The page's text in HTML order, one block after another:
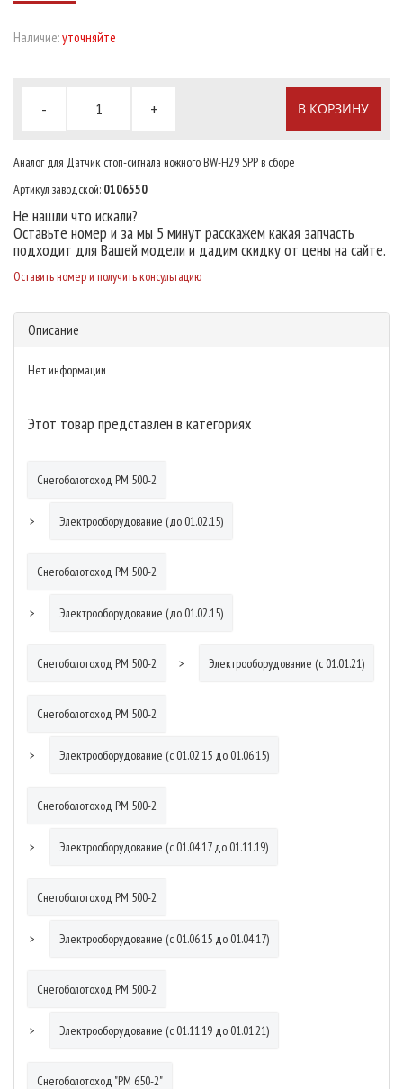
Наличие:уточняйте
- + В КОРЗИНУ
Аналог для Датчик стоп-сигнала ножного BW-H29 SPP в сборе
Артикул заводской: 0106550
Не нашли что искали?
Оставьте номер и за мы 5 минут расскажем какая запчасть
подходит для Вашей модели и дадим скидку от цены на сайте.
Оставить номер и получить консультацию
Описание
Нет информации
Этот товар представлен в категориях
Снегоболотоход РМ 500-2
Электрооборудование (до 01.02.15)
Снегоболотоход РМ 500-2
Электрооборудование (до 01.02.15)
Снегоболотоход РМ 500-2 Электрооборудование (с 01.01.21)
Снегоболотоход РМ 500-2
Электрооборудование (с 01.02.15 до 01.06.15)
Снегоболотоход РМ 500-2
Электрооборудование (с 01.04.17 до 01.11.19)
Снегоболотоход РМ 500-2
Электрооборудование (с 01.06.15 до 01.04.17)
Снегоболотоход РМ 500-2
Электрооборудование (с 01.11.19 до 01.01.21)
Снегоболотоход "РМ 650-2"